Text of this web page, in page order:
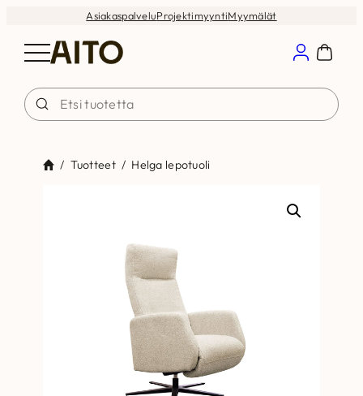
AsiakaspalveluProjektimyyntiMyymälät
/ Tuotteet / Helga lepotuoli